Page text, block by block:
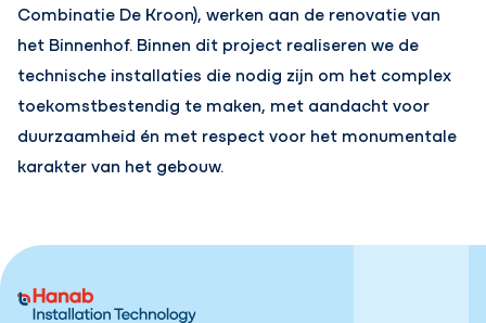
Combinatie De Kroon), werken aan de renovatie van
het Binnenhof. Binnen dit project realiseren we de
technische installaties die nodig zijn om het complex
toekomstbestendig te maken, met aandacht voor
duurzaamheid én met respect voor het monumentale
karakter van het gebouw.